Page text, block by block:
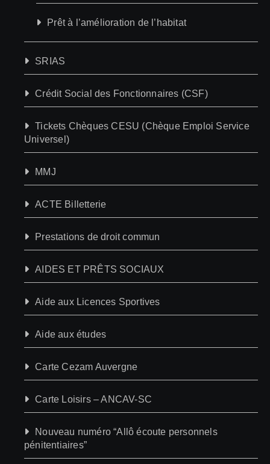
Prêt à l’amélioration de l’habitat
SRIAS
Crédit Social des Fonctionnaires (CSF)
Tickets Chèques CESU (Chèque Emploi Service
Universel)
MMJ
ACTE Billetterie
Prestations de droit commun
AIDES ET PRÊTS SOCIAUX
Aide aux Licences Sportives
Aide aux études
Carte Cezam Auvergne
Carte Loisirs – ANCAV-SC
Nouveau numéro “Allô écoute personnels
pénitentiaires”